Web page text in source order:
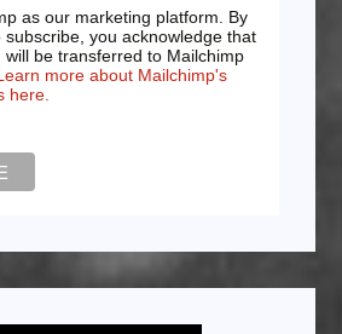
as our marketing platform. By
subscribe, you acknowledge that
be transferred to Mailchimp
more about Mailchimp's
here.